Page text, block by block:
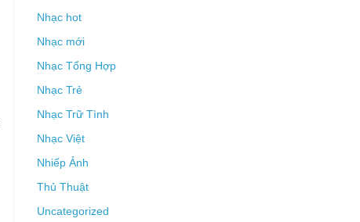
Nhạc hot
Nhạc mới
Nhạc Tổng Hợp
Nhạc Trẻ
Nhạc Trữ Tình
Nhạc Việt
Nhiếp Ảnh
Thủ Thuật
Uncategorized